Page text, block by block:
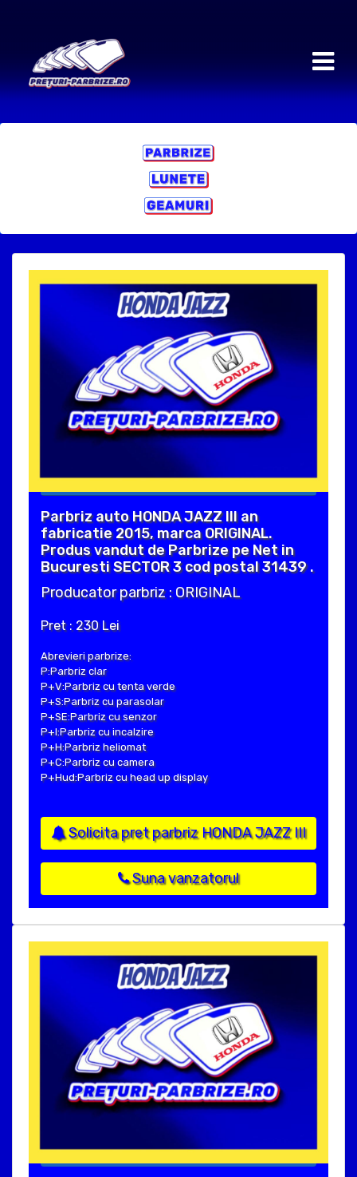
Parbriz auto HONDA JAZZ III an
fabricatie 2015, marca ORIGINAL.
Produs vandut de Parbrize pe Net in
Bucuresti SECTOR 3 cod postal 31439 .
Producator parbriz : ORIGINAL
Pret : 230 Lei
Abrevieri parbrize:
P:Parbriz clar
P+V:Parbriz cu tenta verde
P+S:Parbriz cu parasolar
P+SE:Parbriz cu senzor
P+I:Parbriz cu incalzire
P+H:Parbriz heliomat
P+C:Parbriz cu camera
P+Hud:Parbriz cu head up display
Solicita pret parbriz HONDA JAZZ III
Suna vanzatorul